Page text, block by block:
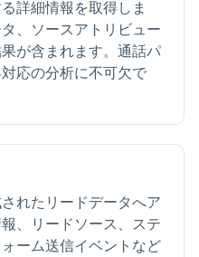
詳細情報を取得しま
、ソースアトリビュー
が含まれます。通話パ
応の分析に不可欠で
れたリードデータへア
、リードソース、ステ
ーム送信イベントなど